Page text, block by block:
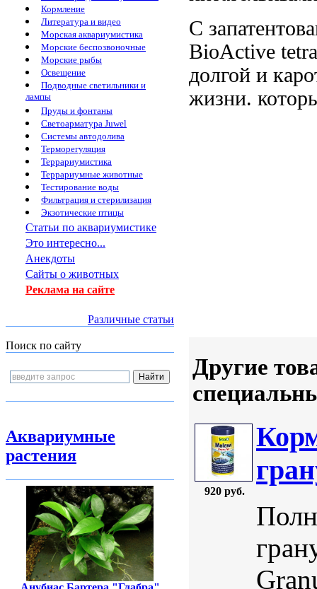
Кормление
Литература и видео
Морская аквариумистика
Морские беспозвоночные
Морские рыбы
Освещение
Подводные светильники и
лампы
Пруды и фонтаны
Светоарматура Juwel
Системы автодолива
Терморегуляция
Террариумистика
Террариумные животные
Тестирование воды
Фильтрация и стерилизация
Экзотические птицы
Статьи по аквариумистике
Это интересно...
Анекдоты
Сайты о животных
Реклама на сайте
Различные статьи
Поиск по сайту
Аквариумные
растения
С
BioActive
долгой и
жизни.
Другие
920 руб.